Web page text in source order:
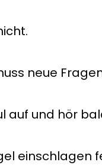
neue
auf und hör
einschlagen